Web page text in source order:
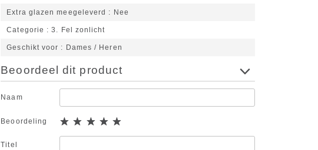
Extra glazen meegeleverd Nee
Categorie 3. Fel zonlicht
Geschikt voor Dames / Heren
Beoordeel dit product
Naam
Beoordeling
Titel